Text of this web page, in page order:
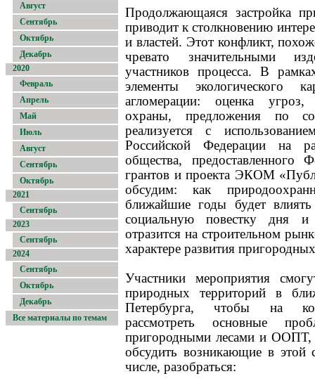
Август
Сентябрь
Октябрь
Декабрь
2020
Февраль
Апрель
Май
Июль
Август
Сентябрь
Октябрь
2021
Сентябрь
2023
Сентябрь
2024
Сентябрь
Октябрь
Декабрь
Все материалы по темам
Продолжающаяся застройка
приводит к столкновению
и властей. Этот конфликт,
чревато значительными
участников процесса. В
элементы экологического
агломерации: оценка угроз,
охраны, предложения по
реализуется с
Российской Федерации на
общества, предоставленного
грантов и проекта ЭКОМ
обсудим: как
ближайшие годы будет
социальную повестку дня
отразится на строительном
характере развития
Участники мероприятия
природных территорий в
Петербурга, чтобы на
рассмотреть основные
пригородными лесами и ООПТ,
обсудить возникающие в
числе, разобраться: